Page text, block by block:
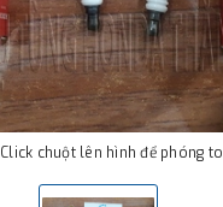
Click chuột lên hình để phóng to